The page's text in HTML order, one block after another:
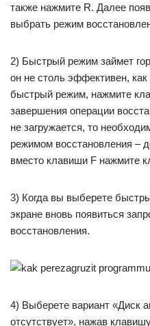
также нажмите R. Далее
выбрать режим
2) Быстрый режим займет
он не столь эффективен,
быстрый режим, нажмите
завершения операции
не загружается, то
режимом восстановления –
вместо клавиши F нажмите
3) Когда вы выберете
экране вновь появиться
восстановления.
4) Выберете вариант «Диск
отсутствует», нажав